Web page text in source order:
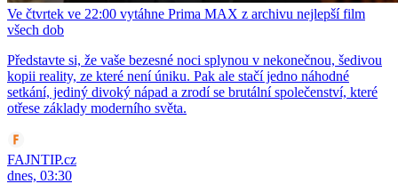
Ve čtvrtek ve 22:00 vytáhne Prima MAX z archivu nejlepší film
všech dob
Představte si, že vaše bezesné noci splynou v nekonečnou, šedivou
kopii reality, ze které není úniku. Pak ale stačí jedno náhodné
setkání, jediný divoký nápad a zrodí se brutální společenství, které
otřese základy moderního světa.
FAJNTIP.cz
dnes, 03:30